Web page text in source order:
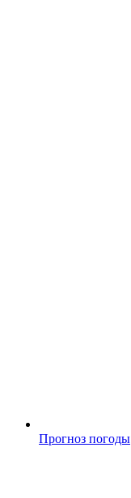
Прогноз погоды